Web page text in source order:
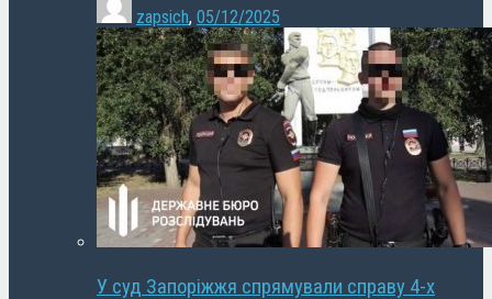
zapsich, 05/12/2025
У суд Запоріжжя спрямували справу 4-х